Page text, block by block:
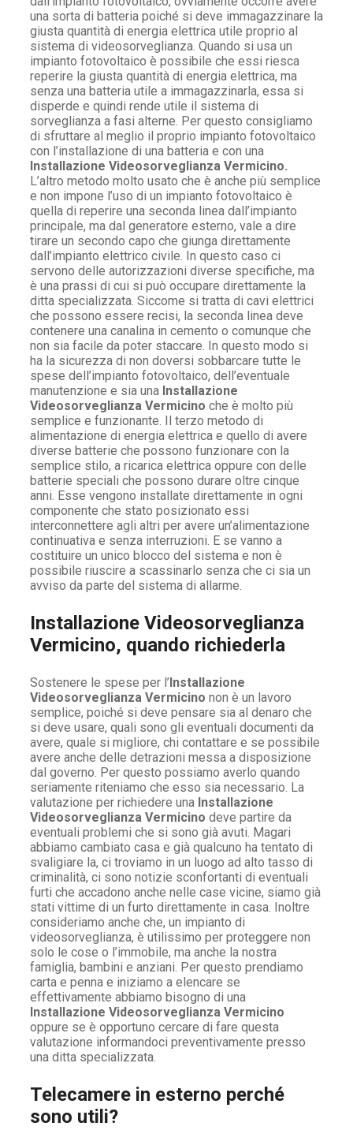
una sorta di batteria poiché si deve immagazzinare la
giusta quantità di energia elettrica utile proprio al
sistema di videosorveglianza. Quando si usa un
impianto fotovoltaico è possibile che essi riesca
reperire la giusta quantità di energia elettrica, ma
senza una batteria utile a immagazzinarla, essa si
disperde e quindi rende utile il sistema di
sorveglianza a fasi alterne. Per questo consigliamo
di sfruttare al meglio il proprio impianto fotovoltaico
con l’installazione di una batteria e con una
Installazione Videosorveglianza Vermicino.
L’altro metodo molto usato che è anche più semplice
e non impone l’uso di un impianto fotovoltaico è
quella di reperire una seconda linea dall’impianto
principale, ma dal generatore esterno, vale a dire
tirare un secondo capo che giunga direttamente
dall’impianto elettrico civile. In questo caso ci
servono delle autorizzazioni diverse specifiche, ma
è una prassi di cui si può occupare direttamente la
ditta specializzata. Siccome si tratta di cavi elettrici
che possono essere recisi, la seconda linea deve
contenere una canalina in cemento o comunque che
non sia facile da poter staccare. In questo modo si
ha la sicurezza di non doversi sobbarcare tutte le
spese dell’impianto fotovoltaico, dell’eventuale
manutenzione e sia una Installazione
Videosorveglianza Vermicino che è molto più
semplice e funzionante. Il terzo metodo di
alimentazione di energia elettrica e quello di avere
diverse batterie che possono funzionare con la
semplice stilo, a ricarica elettrica oppure con delle
batterie speciali che possono durare oltre cinque
anni. Esse vengono installate direttamente in ogni
componente che stato posizionato essi
interconnettere agli altri per avere un’alimentazione
continuativa e senza interruzioni. E se vanno a
costituire un unico blocco del sistema e non è
possibile riuscire a scassinarlo senza che ci sia un
avviso da parte del sistema di allarme.
Installazione Videosorveglianza
Vermicino, quando richiederla
Sostenere le spese per l’Installazione
Videosorveglianza Vermicino non è un lavoro
semplice, poiché si deve pensare sia al denaro che
si deve usare, quali sono gli eventuali documenti da
avere, quale si migliore, chi contattare e se possibile
avere anche delle detrazioni messa a disposizione
dal governo. Per questo possiamo averlo quando
seriamente riteniamo che esso sia necessario. La
valutazione per richiedere una Installazione
Videosorveglianza Vermicino deve partire da
eventuali problemi che si sono già avuti. Magari
abbiamo cambiato casa e già qualcuno ha tentato di
svaligiare la, ci troviamo in un luogo ad alto tasso di
criminalità, ci sono notizie sconfortanti di eventuali
furti che accadono anche nelle case vicine, siamo già
stati vittime di un furto direttamente in casa. Inoltre
consideriamo anche che, un impianto di
videosorveglianza, è utilissimo per proteggere non
solo le cose o l’immobile, ma anche la nostra
famiglia, bambini e anziani. Per questo prendiamo
carta e penna e iniziamo a elencare se
effettivamente abbiamo bisogno di una
Installazione Videosorveglianza Vermicino
oppure se è opportuno cercare di fare questa
valutazione informandoci preventivamente presso
una ditta specializzata.
Telecamere in esterno perché
sono utili?